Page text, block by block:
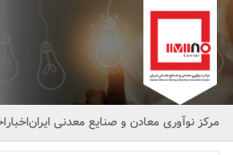
مرکز نوآوری معادن و صنایع معدنی ایراناخبار